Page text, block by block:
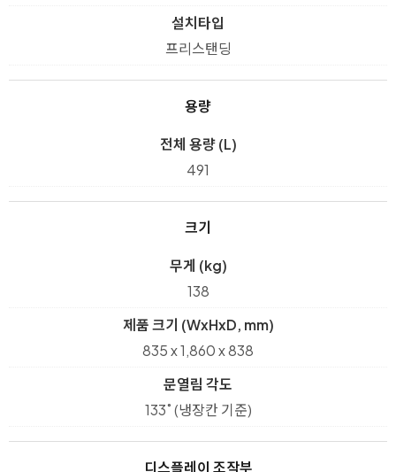
설치타입
프리스탠딩
용량
전체 용량 (L)
491
크기
무게 (kg)
138
제품 크기 (WxHxD, mm)
835 x 1,860 x 838
문열림 각도
133˚ (냉장칸 기준)
디스플레이 조작부